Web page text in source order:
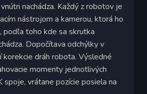
nachádza. Každý z robotov je
nástrojom a kamerou, ktorá ho
podľa toho kde sa skrutka
Dopočítava odchýlky v
korekcie dráh robota. Výsledné
momenty jednotlivých
spoje, vrátane pozície posiela na